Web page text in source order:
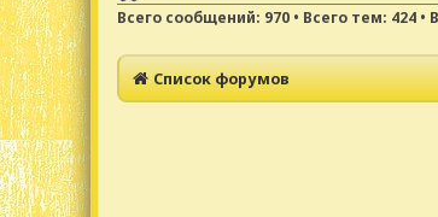
Всего сообщений: 970• Всего тем: 424•
Список форумов